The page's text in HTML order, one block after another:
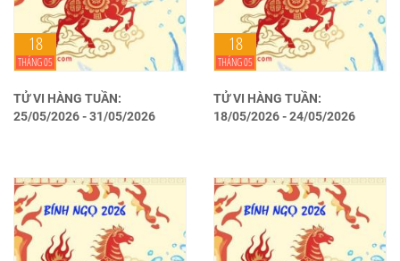
18
THÁNG 05
TỬ VI HÀNG TUẦN:
25/05/2026 - 31/05/2026
18
THÁNG 05
TỬ VI HÀNG TUẦN:
18/05/2026 - 24/05/2026